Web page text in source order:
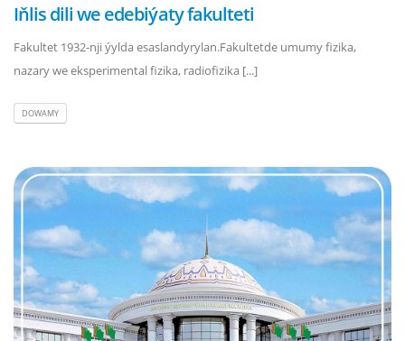
Iňlis dili we edebiýaty fakulteti
Fakultet 1932-nji ýylda esaslandyrylan.Fakultetde umumy fizika,
nazary we eksperimental fizika, radiofizika [...]
DOWAMY